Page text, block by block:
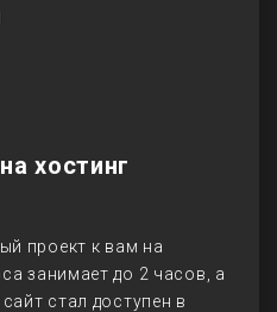
хостинг
проект к вам на
занимает до 2 часов, а
стал доступен в